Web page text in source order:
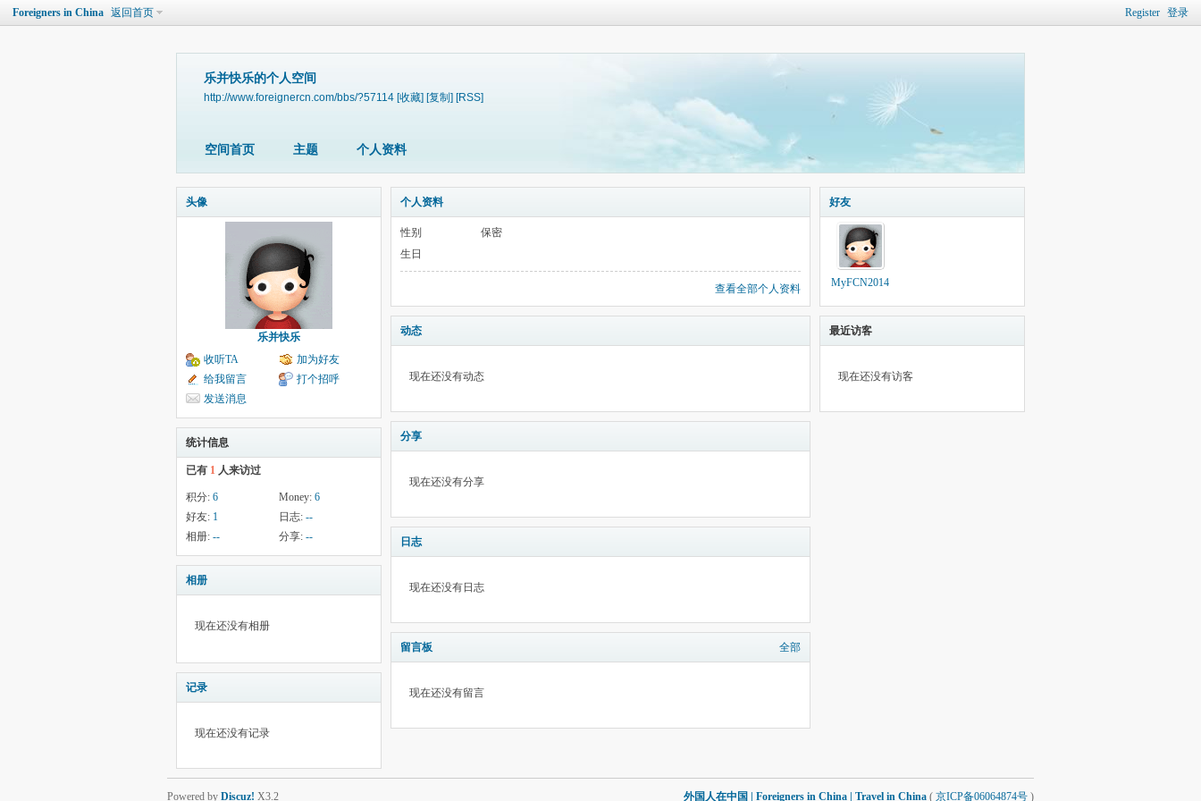
Register 登录
Foreigners in China 返回首页
乐并快乐的个人空间
http://www.foreignercn.com/bbs/?57114 [收藏] [复制] [RSS]
空间首页 主题 个人资料
头像
乐并快乐
收听TA
加为好友
给我留言
打个招呼
发送消息
统计信息
已有 1 人来访过
积分: 6 Money: 6
好友: 1 日志: --
相册: -- 分享: --
相册
现在还没有相册
记录
现在还没有记录
个人资料
性别
保密
生日
查看全部个人资料
动态
现在还没有动态
分享
现在还没有分享
日志
现在还没有日志
留言板 全部
现在还没有留言
好友
MyFCN2014
最近访客
现在还没有访客
外国人在中国 | Foreigners in China | Travel in China ( 京ICP备06064874号 )
Powered by Discuz! X3.2